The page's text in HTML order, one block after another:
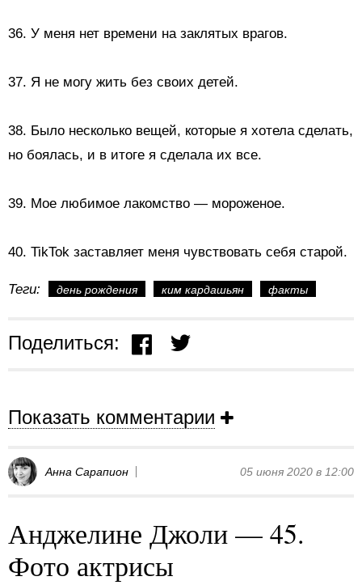
36. У меня нет времени на заклятых врагов.
37. Я не могу жить без своих детей.
38. Было несколько вещей, которые я хотела сделать,
но боялась, и в итоге я сделала их все.
39. Мое любимое лакомство — мороженое.
40. TikTok заставляет меня чувствовать себя старой.
Теги: день рождения ким кардашьян факты
Поделиться:
Показать комментарии
Анна Сарапион 05 июня 2020 в 12:00
Анджелине Джоли — 45.
Фото актрисы